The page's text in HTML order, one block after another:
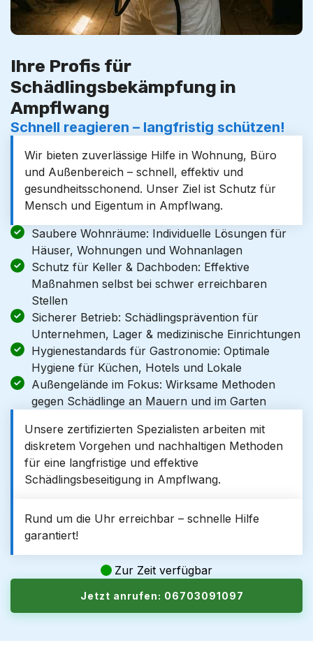
Ihre Profis für
Schädlingsbekämpfung in
Ampflwang
Schnell reagieren – langfristig schützen!
Wir bieten zuverlässige Hilfe in Wohnung, Büro
und Außenbereich – schnell, effektiv und
gesundheitsschonend. Unser Ziel ist Schutz für
Mensch und Eigentum in Ampflwang.
Saubere Wohnräume: Individuelle Lösungen für
Häuser, Wohnungen und Wohnanlagen
Schutz für Keller & Dachboden: Effektive
Maßnahmen selbst bei schwer erreichbaren
Stellen
Sicherer Betrieb: Schädlingsprävention für
Unternehmen, Lager & medizinische Einrichtungen
Hygienestandards für Gastronomie: Optimale
Hygiene für Küchen, Hotels und Lokale
Außengelände im Fokus: Wirksame Methoden
gegen Schädlinge an Mauern und im Garten
Unsere zertifizierten Spezialisten arbeiten mit
diskretem Vorgehen und nachhaltigen Methoden
für eine langfristige und effektive
Schädlingsbeseitigung in Ampflwang.
Rund um die Uhr erreichbar – schnelle Hilfe
garantiert!
Zur Zeit verfügbar
Jetzt anrufen: 06703091097